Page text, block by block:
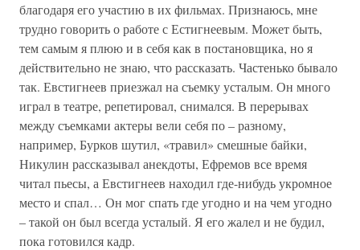
благодаря его участию в их фильмах. Признаюсь, мне
трудно говорить о работе с Естигнеевым. Может быть,
тем самым я плюю и в себя как в постановщика, но я
действительно не знаю, что рассказать. Частенько бывало
так. Евстигнеев приезжал на съемку усталым. Он много
играл в театре, репетировал, снимался. В перерывах
между съемками актеры вели себя по – разному,
например, Бурков шутил, «травил» смешные байки,
Никулин рассказывал анекдоты, Ефремов все время
читал пьесы, а Евстигнеев находил где-нибудь укромное
место и спал… Он мог спать где угодно и на чем угодно
– такой он был всегда усталый. Я его жалел и не будил,
пока готовился кадр.